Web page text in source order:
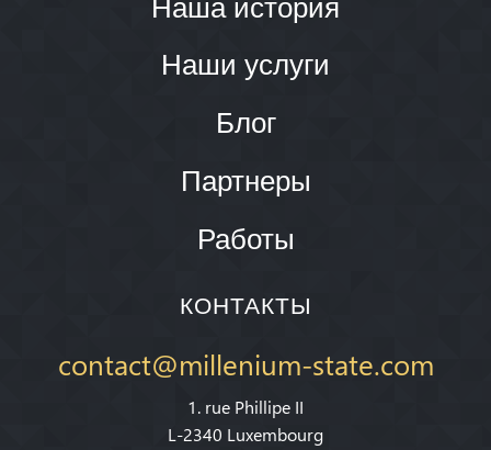
Наши услуги
Блог
Партнеры
Работы
КОНТАКТЫ
contact@millenium-state.com
1. rue Phillipe II
L-2340 Luxembourg